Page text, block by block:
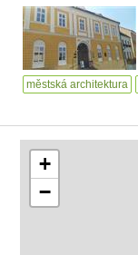
městská architektura
+
−